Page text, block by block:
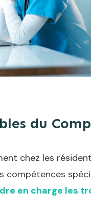
du
chez les
compétences
en charge les